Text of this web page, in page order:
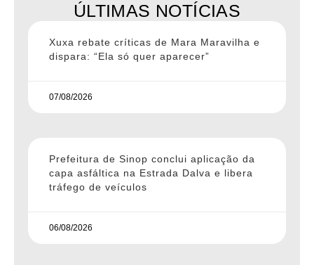
ÚLTIMAS NOTÍCIAS
Xuxa rebate críticas de Mara Maravilha e
dispara: “Ela só quer aparecer”
07/08/2026
Prefeitura de Sinop conclui aplicação da
capa asfáltica na Estrada Dalva e libera
tráfego de veículos
06/08/2026